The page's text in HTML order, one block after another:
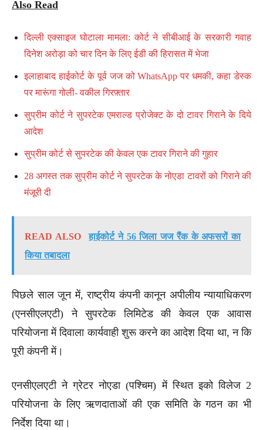
Also Read
दिल्ली एक्साइज घोटाला मामला: कोर्ट ने सीबीआई के सरकारी गवाह
दिनेश अरोड़ा को चार दिन के लिए ईडी की हिरासत में भेजा
इलाहाबाद हाईकोर्ट के पूर्व जज को WhatsApp पर धमकी, कहा डेस्क
पर मारूंगा गोली- वकील गिरफ़्तार
सुप्रीम कोर्ट ने सुपरटेक एमराल्ड प्रोजेक्ट के दो टावर गिराने के दिये
आदेश
सुप्रीम कोर्ट से सुपरटेक की केवल एक टावर गिराने की गुहार
28 अगस्त तक सुप्रीम कोर्ट ने सुपरटेक के नोएडा टावरों को गिराने की
मंजूरी दी
READ ALSO
हाईकोर्ट ने 56 जिला जज रैंक के अफसरों का
किया तबादला
पिछले साल जून में, राष्ट्रीय कंपनी कानून अपीलीय न्यायाधिकरण
(एनसीएलएटी) ने सुपरटेक लिमिटेड की केवल एक आवास
परियोजना में दिवाला कार्यवाही शुरू करने का आदेश दिया था, न कि
पूरी कंपनी में।
एनसीएलएटी ने ग्रेटर नोएडा (पश्चिम) में स्थित इको विलेज 2
परियोजना के लिए ऋणदाताओं की एक समिति के गठन का भी
निर्देश दिया था।